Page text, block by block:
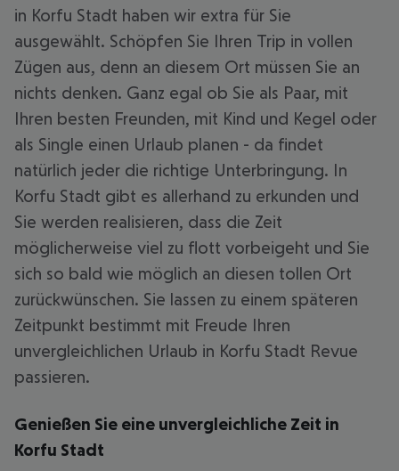
in Korfu Stadt haben wir extra für Sie
ausgewählt. Schöpfen Sie Ihren Trip in vollen
Zügen aus, denn an diesem Ort müssen Sie an
nichts denken. Ganz egal ob Sie als Paar, mit
Ihren besten Freunden, mit Kind und Kegel oder
als Single einen Urlaub planen - da findet
natürlich jeder die richtige Unterbringung. In
Korfu Stadt gibt es allerhand zu erkunden und
Sie werden realisieren, dass die Zeit
möglicherweise viel zu flott vorbeigeht und Sie
sich so bald wie möglich an diesen tollen Ort
zurückwünschen. Sie lassen zu einem späteren
Zeitpunkt bestimmt mit Freude Ihren
unvergleichlichen Urlaub in Korfu Stadt Revue
passieren.
Genießen Sie eine unvergleichliche Zeit in
Korfu Stadt